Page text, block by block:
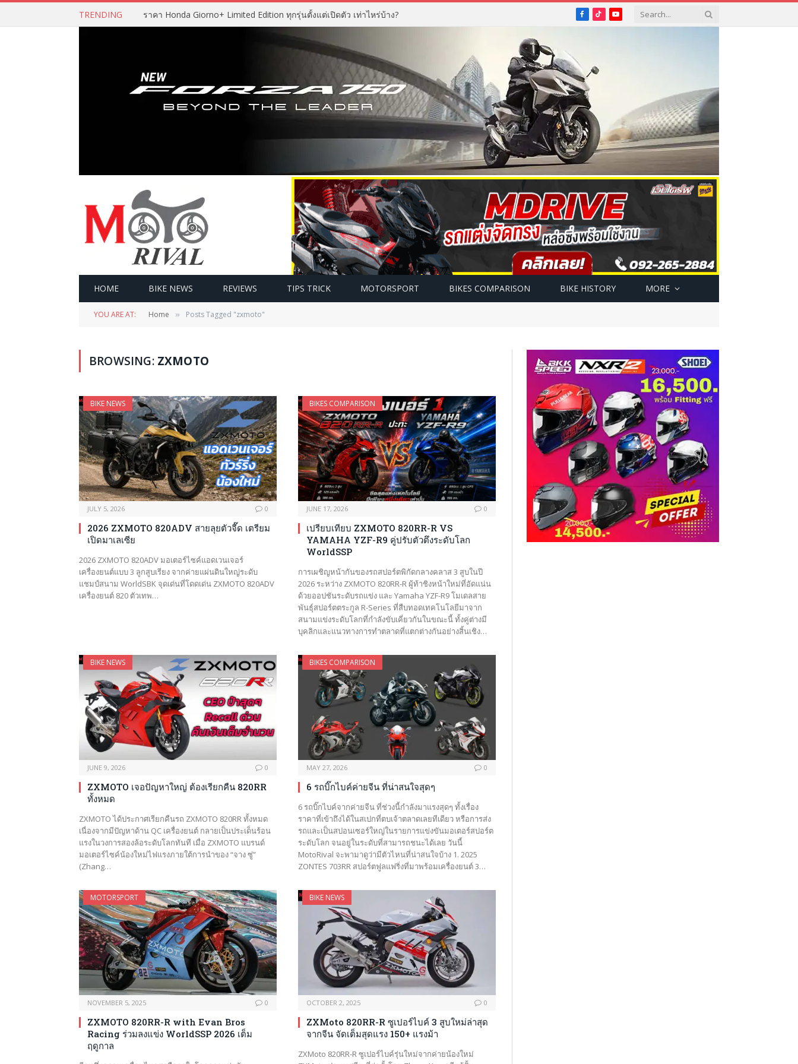
TRENDING ราคา Honda Giorno+ Limited Edition ทุกรุ่นตั้งแต่เปิดตัว เท่าไหร่บ้าง? Facebook
TikTokYouTube
HOME BIKE NEWS REVIEWS TIPS TRICK MOTORSPORT BIKES COMPARISON BIKE HISTORY MORE
YOU ARE AT: Home » Posts Tagged "zxmoto"
BROWSING: ZXMOTO
BIKE NEWS
JULY 5, 2026 0
2026 ZXMOTO 820ADV สายลุยตัวจี๊ด เตรียม
เปิดมาเลเซีย
2026 ZXMOTO 820ADV มอเตอร์ไซค์แอดเวนเจอร์
เครื่องยนต์แบบ 3 ลูกสูบเรียง จากค่ายแผ่นดินใหญ่ระดับ
แชมป์สนาม WorldSBK จุดเด่นที่โดดเด่น ZXMOTO 820ADV
เครื่องยนต์ 820 ตัวเทพ…
BIKES COMPARISON
JUNE 17, 2026 0
เปรียบเทียบ ZXMOTO 820RR-R VS
YAMAHA YZF-R9 คู่ปรับตัวตึงระดับโลก
WorldSSP
การเผชิญหน้ากันของรถสปอร์ตพิกัดกลางคลาส 3 สูบในปี
2026 ระหว่าง ZXMOTO 820RR-R ผู้ท้าชิงหน้าใหม่ที่อัดแน่น
ด้วยออปชันระดับรถแข่ง และ Yamaha YZF-R9 โมเดลสาย
พันธุ์สปอร์ตตระกูล R-Series ที่สืบทอดเทคโนโลยีมาจาก
สนามแข่งระดับโลกที่กำลังขับเคี่ยวกันในขณะนี้ ทั้งคู่ต่างมี
บุคลิกและแนวทางการทำตลาดที่แตกต่างกันอย่างสิ้นเชิง…
BIKE NEWS
JUNE 9, 2026 0
ZXMOTO เจอปัญหาใหญ่ ต้องเรียกคืน 820RR
ทั้งหมด
ZXMOTO ได้ประกาศเรียกคืนรถ ZXMOTO 820RR ทั้งหมด
เนื่องจากมีปัญหาด้าน QC เครื่องยนต์ กลายเป็นประเด็นร้อน
แรงในวงการสองล้อระดับโลกทันที เมื่อ ZXMOTO แบรนด์
มอเตอร์ไซค์น้องใหม่ไฟแรงภายใต้การนำของ “จาง ซู่”
(Zhang…
BIKES COMPARISON
MAY 27, 2026 0
6 รถบิ๊กไบค์ค่ายจีน ที่น่าสนใจสุดๆ
6 รถบิ๊กไบค์จากค่ายจีน ที่ช่วงนี้กำลังมาแรงสุดๆ ทั้งเรื่อง
ราคาที่เข้าถึงได้ในสเปกที่ตบเจ้าตลาดเลยทีเดียว หรือการส่ง
รถและเป็นสปอนเซอร์ใหญ่ในรายการแข่งขันมอเตอร์สปอร์ต
ระดับโลก จนอยู่ในระดับที่สามารถชนะได้เลย วันนี้
MotoRival จะพามาดูว่ามีตัวไหนที่น่าสนใจบ้าง 1. 2025
ZONTES 703RR สปอร์ตฟูลแฟริ่งที่มาพร้อมเครื่องยนต์ 3…
MOTORSPORT
NOVEMBER 5, 2025 0
ZXMOTO 820RR-R with Evan Bros
Racing ร่วมลงแข่ง WorldSSP 2026 เต็ม
ฤดูกาล
BIKE NEWS
OCTOBER 2, 2025 0
ZXMoto 820RR-R ซูเปอร์ไบค์ 3 สูบใหม่ล่าสุด
จากจีน จัดเต็มสุดแรง 150+ แรงม้า
ZXMoto 820RR-R ซูเปอร์ไบค์รุ่นใหม่จากค่ายน้องใหม่